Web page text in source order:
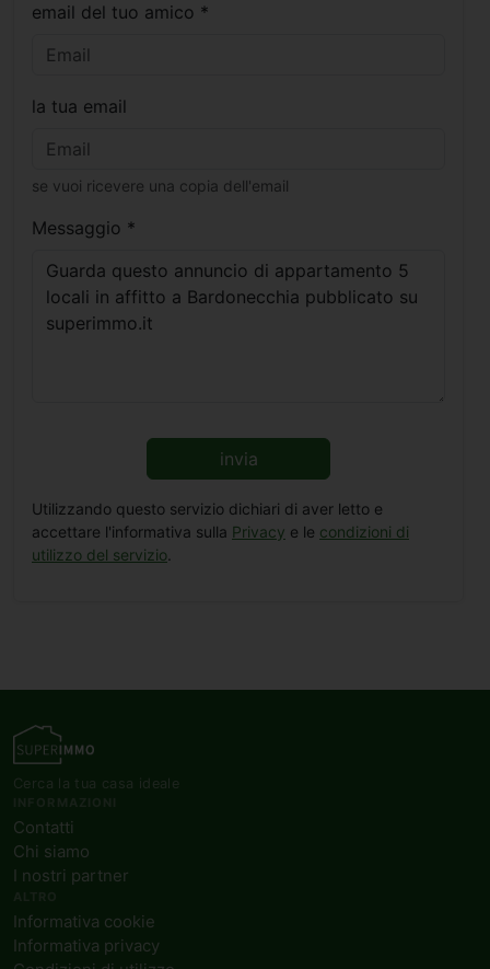
email del tuo amico *
la tua email
se vuoi ricevere una copia dell'email
Messaggio *
invia
Utilizzando questo servizio dichiari di aver letto e
accettare l'informativa sulla Privacy e le condizioni di
utilizzo del servizio
Cerca la tua casa ideale
Contatti
Chi siamo
I nostri partner
Informativa cookie
Informativa privacy